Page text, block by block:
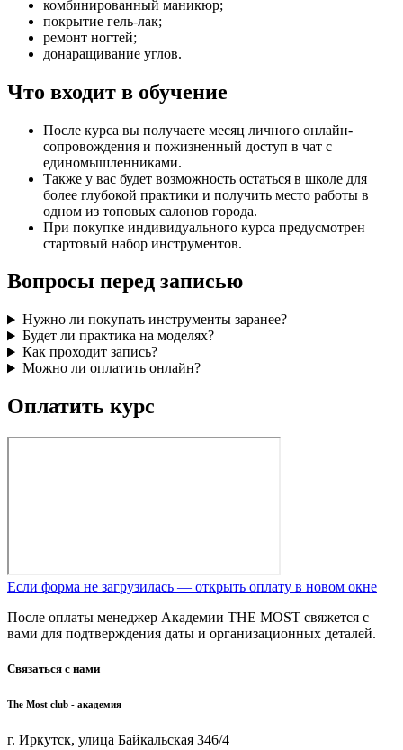
комбинированный маникюр;
покрытие гель-лак;
ремонт ногтей;
донаращивание углов.
Что входит в обучение
После курса вы получаете месяц личного онлайн-
сопровождения и пожизненный доступ в чат с
единомышленниками.
Также у вас будет возможность остаться в школе для
более глубокой практики и получить место работы в
одном из топовых салонов города.
При покупке индивидуального курса предусмотрен
стартовый набор инструментов.
Вопросы перед записью
Нужно ли покупать инструменты заранее?
Будет ли практика на моделях?
Как проходит запись?
Можно ли оплатить онлайн?
Оплатить курс
Если форма не загрузилась — открыть оплату в новом окне
После оплаты менеджер Академии THE MOST свяжется с
вами для подтверждения даты и организационных деталей.
Связаться с нами
The Most club - академия
г. Иркутск, улица Байкальская 346/4